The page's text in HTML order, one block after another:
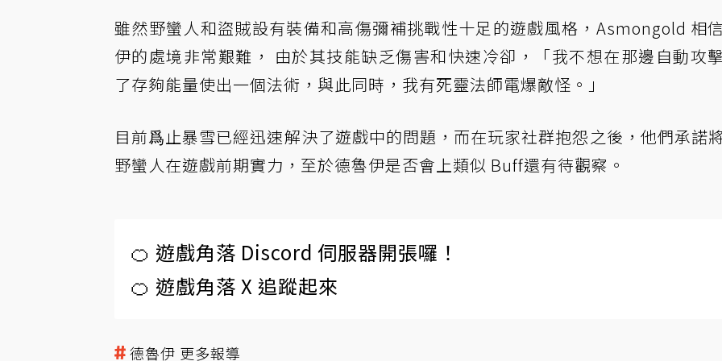
雖然野蠻人和盜賊設有裝備和高傷彌補挑戰性十足的遊戲風格，Asmongold 相
伊的處境非常艱難， 由於其技能缺乏傷害和快速冷卻，「我不想在那邊自動攻
了存夠能量使出一個法術，與此同時，我有死靈法師電爆敵怪。」
目前爲止暴雪已經迅速解決了遊戲中的問題，而在玩家社群抱怨之後，他們承諾
野蠻人在遊戲前期實力，至於德魯伊是否會上類似 Buff還有待觀察。
🍊 遊戲角落 Discord 伺服器開張囉！
🍊 遊戲角落 X 追蹤起來
德魯伊 更多報導